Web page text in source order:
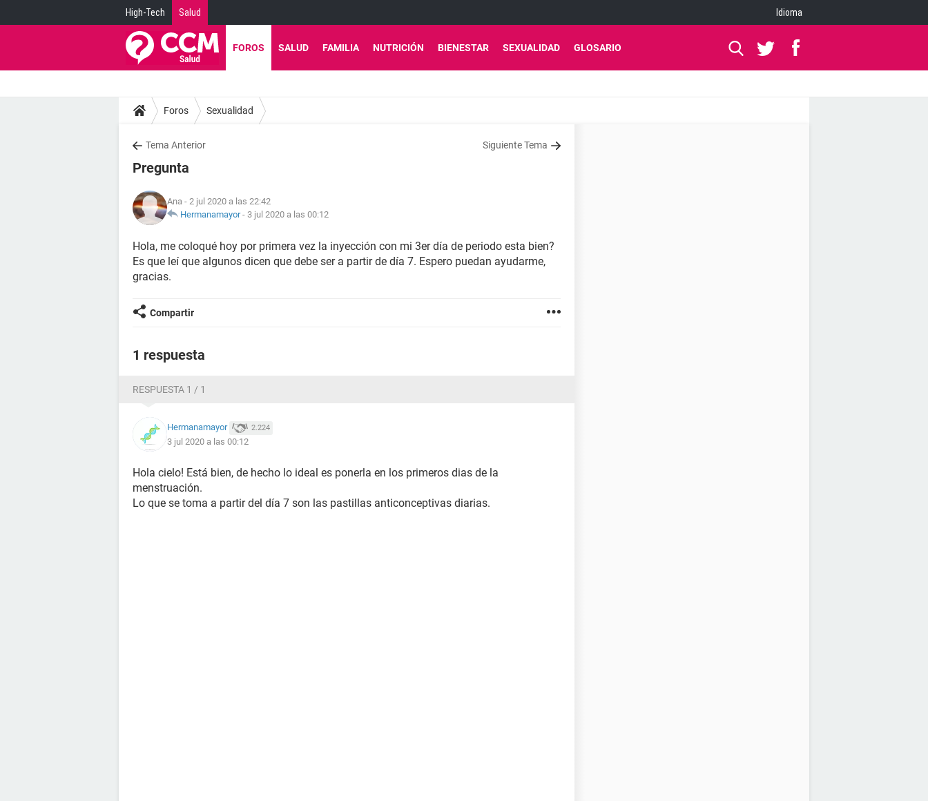
High-Tech Salud Idioma
FOROS SALUD FAMILIA NUTRICIÓN BIENESTAR SEXUALIDAD GLOSARIO
Foros Sexualidad
Tema Anterior Siguiente Tema
Pregunta
Ana - 2 jul 2020 a las 22:42
Hermanamayor- 3 jul 2020 a las 00:12
Hola, me coloqué hoy por primera vez la inyección con mi 3er día de periodo esta bien?
Es que leí que algunos dicen que debe ser a partir de día 7. Espero puedan ayudarme,
gracias.
Compartir
1 respuesta
RESPUESTA 1 / 1
Hermanamayor 2.224
3 jul 2020 a las 00:12
Hola cielo! Está bien, de hecho lo ideal es ponerla en los primeros dias de la
menstruación.
Lo que se toma a partir del día 7 son las pastillas anticonceptivas diarias.